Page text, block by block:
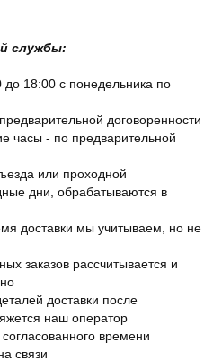
службы:
до 18:00 с понедельника по
договоренности
часы - по предварительной
или проходной
дни, обрабатываются в
доставки мы учитываем, но не
заказов рассчитывается и
доставки после
наш оператор
времени
связи